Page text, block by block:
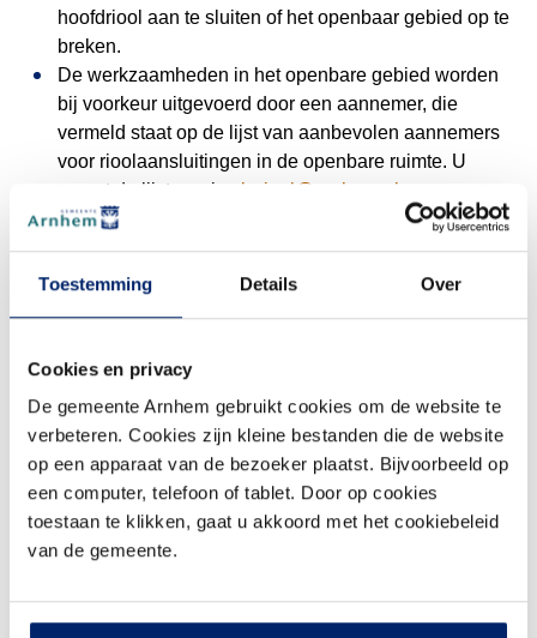
Toestemming Details Over
Cookies en privacy
De gemeente Arnhem gebruikt cookies om de website te
verbeteren. Cookies zijn kleine bestanden die de website
op een apparaat van de bezoeker plaatst. Bijvoorbeeld op
een computer, telefoon of tablet. Door op cookies
toestaan te klikken, gaat u akkoord met het cookiebeleid
van de gemeente.
hoofdriool aan te sluiten of het openbaar gebied op te
breken.
De werkzaamheden in het openbare gebied worden
bij voorkeur uitgevoerd door een aannemer, die
vermeld staat op de lijst van aanbevolen aannemers
voor rioolaansluitingen in de openbare ruimte. U
vraagt de lijst op via
sb-riool@arnhem.nl
De vuilwaterafvoerleiding moet worden uitgevoerd in
de kleur grijs en mag alleen op het
gemeentelijke vuilwaterriool worden aangesloten als
opgevangen en verwerkt. Alleen na overleg met en
regenwaterafvoer aangesloten worden op het
gemeentelijke (regenwater)rioolstelsel. De
regenwaterafvoerleiding moet uitgevoerd worden in
de kleur roodbruin en mag, na toestemming, alleen
worden aangesloten op het regenwaterriool, als op de
plaats een gescheiden rioolstelsel aanwezig is.
aangesloten worden op het gemengde rioolstelsel.